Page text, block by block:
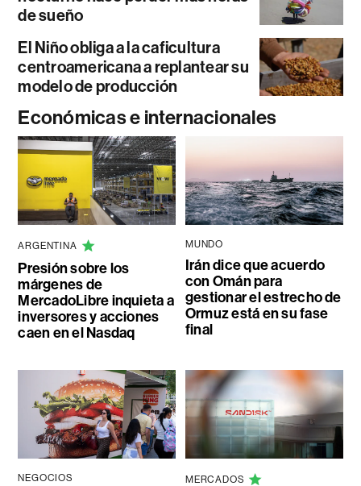
de sueño
El Niño obliga a la caficultura
centroamericana a replantear su
modelo de producción
Económicas e internacionales
ARGENTINA
Presión sobre los
márgenes de
MercadoLibre inquieta a
inversores y acciones
caen en el Nasdaq
MUNDO
Irán dice que acuerdo
con Omán para
gestionar el estrecho de
Ormuz está en su fase
final
NEGOCIOS MERCADOS